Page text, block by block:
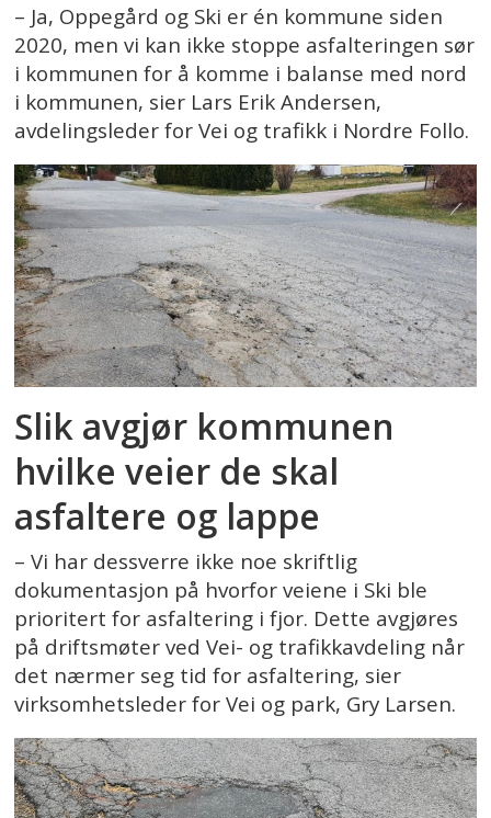
– Ja, Oppegård og Ski er én kommune siden
2020, men vi kan ikke stoppe asfalteringen sør
i kommunen for å komme i balanse med nord
i kommunen, sier Lars Erik Andersen,
avdelingsleder for Vei og trafikk i Nordre Follo.
Slik avgjør kommunen
hvilke veier de skal
asfaltere og lappe
– Vi har dessverre ikke noe skriftlig
dokumentasjon på hvorfor veiene i Ski ble
prioritert for asfaltering i fjor. Dette avgjøres
på driftsmøter ved Vei- og trafikkavdeling når
det nærmer seg tid for asfaltering, sier
virksomhetsleder for Vei og park, Gry Larsen.